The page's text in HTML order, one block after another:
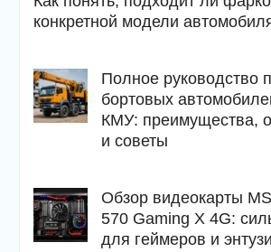
конкретной модели
Полное руководство
бортовых
КМУ: преимущества,
и советы
Обзор видеокарты
570 Gaming X 4G:
для геймеров и